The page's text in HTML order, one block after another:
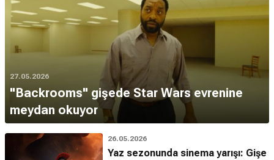
27.05.2026
"Backrooms" gişede Star Wars evrenine
meydan okuyor
26.05.2026
Yaz sezonunda sinema yarışı: Gişe